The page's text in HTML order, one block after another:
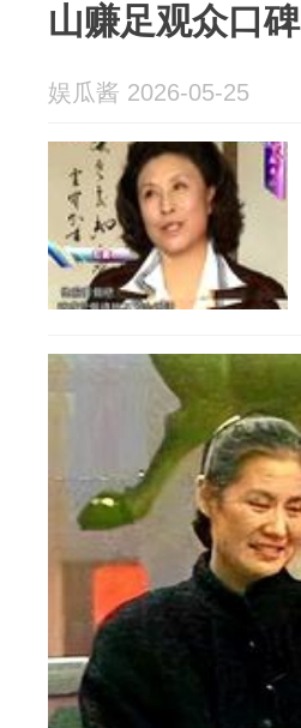
山赚足观众口碑
娱瓜酱 2026-05-25